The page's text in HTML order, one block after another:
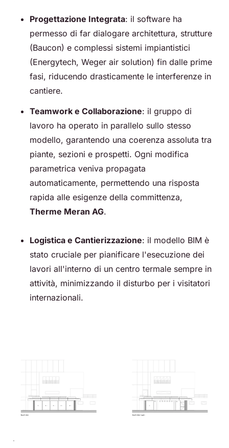
Progettazione Integrata: il software ha
permesso di far dialogare architettura, strutture
(Baucon) e complessi sistemi impiantistici
(Energytech, Weger air solution) fin dalle prime
fasi, riducendo drasticamente le interferenze in
cantiere.
Teamwork e Collaborazione: il gruppo di
lavoro ha operato in parallelo sullo stesso
modello, garantendo una coerenza assoluta tra
piante, sezioni e prospetti. Ogni modifica
parametrica veniva propagata
automaticamente, permettendo una risposta
rapida alle esigenze della committenza,
Therme Meran AG.
Logistica e Cantierizzazione: il modello BIM è
stato cruciale per pianificare l'esecuzione dei
lavori all'interno di un centro termale sempre in
attività, minimizzando il disturbo per i visitatori
internazionali.